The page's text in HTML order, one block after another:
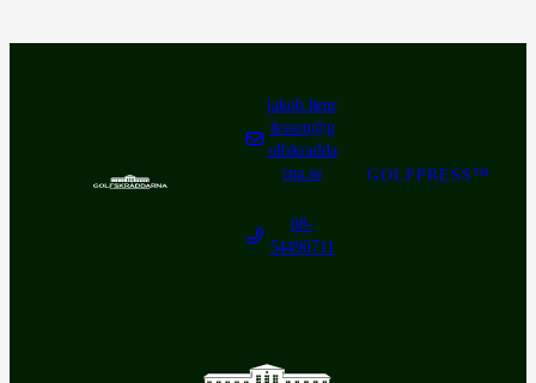
jakob.henr
iksson@g
olfskradda
rna.se
08-
54490711
GOLFPRESS™